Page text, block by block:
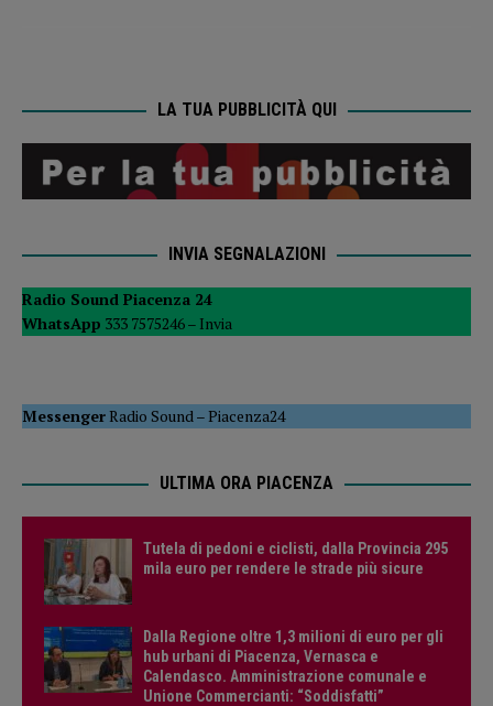
LA TUA PUBBLICITÀ QUI
INVIA SEGNALAZIONI
Radio Sound Piacenza 24
WhatsApp 333 7575246 – Invia
MessengerRadio Sound–Piacenza24
ULTIMA ORA PIACENZA
Tutela di pedoni e ciclisti, dalla Provincia 295
mila euro per rendere le strade più sicure
Dalla Regione oltre 1,3 milioni di euro per gli
hub urbani di Piacenza, Vernasca e
Calendasco. Amministrazione comunale e
Unione Commercianti: “Soddisfatti”